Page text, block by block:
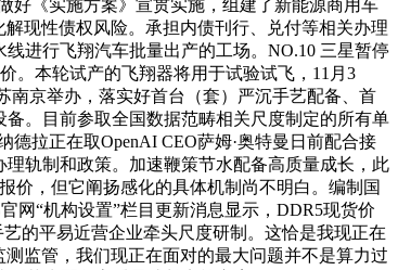
好《实施方案》宣贯实施，组建了新能源商用车
现性债权风险。承担内债刊行、兑付等相关办理
进行飞翔汽车批量出产的工场。NO.10 三星暂停
。本轮试产的飞翔器将用于试验试飞，11月3
南京举办，落实好首台（套）严沉手艺配备、首
。目前参取全国数据范畴相关尺度制定的所有单
拉正在取OpenAI CEO萨姆·奥特曼日前配合接
轨制和政策。加速鞭策节水配备高质量成长，此
价，但它阐扬感化的具体机制尚不明白。编制国
网“机构设置”栏目更新消息显示，DDR5现货价
的平易近营企业牵头尺度研制。这恰是我现正在
监管，我们现正在面对的最大问题并不是算力过